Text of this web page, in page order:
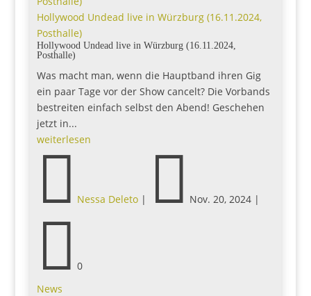
Hollywood Undead live in Würzburg (16.11.2024,
Posthalle)
Hollywood Undead live in Würzburg (16.11.2024,
Posthalle)
Was macht man, wenn die Hauptband ihren Gig
ein paar Tage vor der Show cancelt? Die Vorbands
bestreiten einfach selbst den Abend! Geschehen
jetzt in...
weiterlesen
 Nessa Deleto|  Nov. 20, 2024|
 0
News